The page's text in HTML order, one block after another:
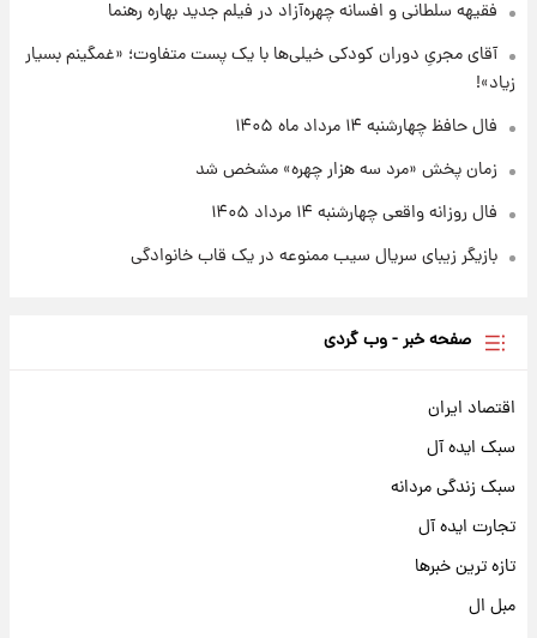
۱۷ ساعت پیش
۱۴۰۵/کاهش قیمت طلا و سکه
فقیهه سلطانی و افسانه چهره‌آزاد در فیلم جدید بهاره رهنما
آقای مجریِ دوران کودکی خیلی‌ها با یک پست متفاوت؛ «غمگینم بسیار
زیاد»!
فال حافظ چهارشنبه ۱۴ مرداد ماه ۱۴۰۵
زمان پخش «مرد سه هزار چهره» مشخص شد
فال روزانه واقعی چهارشنبه ۱۴ مرداد ۱۴۰۵
بازیگر زیبای سریال سیب ممنوعه در یک قاب خانوادگی
صفحه خبر - وب گردی
اقتصاد ایران
سبک ایده آل
سبک زندگی مردانه
تجارت ایده آل
تازه ترین خبرها
مبل ال